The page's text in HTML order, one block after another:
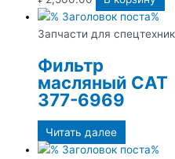
Запчасти для
Фильтр
масляный CAT
377-6969
Читать далее